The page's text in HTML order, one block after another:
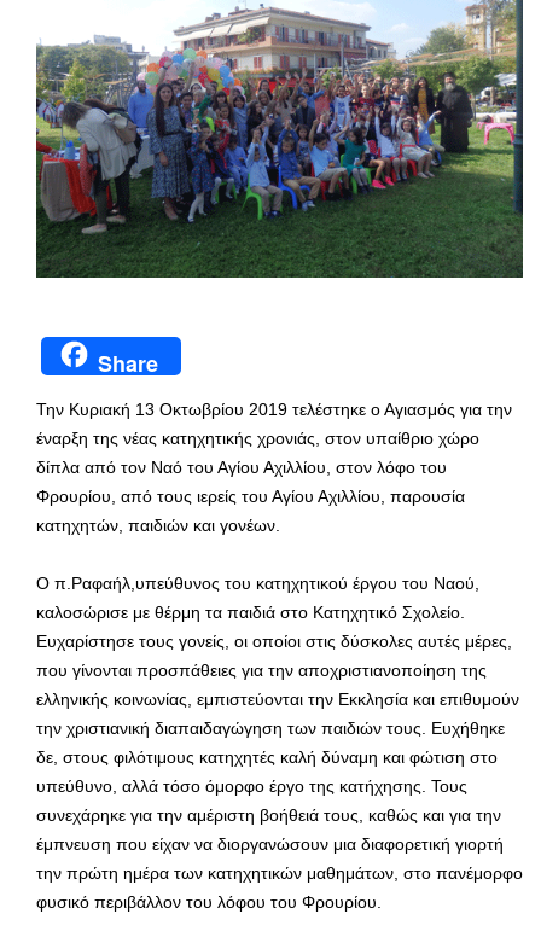
Share
Την Κυριακή 13 Οκτωβρίου 2019 τελέστηκε ο Αγιασμός για την
έναρξη της νέας κατηχητικής χρονιάς, στον υπαίθριο χώρο
δίπλα από τον Ναό του Αγίου Αχιλλίου, στον λόφο του
Φρουρίου, από τους ιερείς του Αγίου Αχιλλίου, παρουσία
κατηχητών, παιδιών και γονέων.
Ο π.Ραφαήλ,υπεύθυνος του κατηχητικού έργου του Ναού,
καλοσώρισε με θέρμη τα παιδιά στο Κατηχητικό Σχολείο.
Ευχαρίστησε τους γονείς, οι οποίοι στις δύσκολες αυτές μέρες,
που γίνονται προσπάθειες για την αποχριστιανοποίηση της
ελληνικής κοινωνίας, εμπιστεύονται την Εκκλησία και επιθυμούν
την χριστιανική διαπαιδαγώγηση των παιδιών τους. Ευχήθηκε
δε, στους φιλότιμους κατηχητές καλή δύναμη και φώτιση στο
υπεύθυνο, αλλά τόσο όμορφο έργο της κατήχησης. Τους
συνεχάρηκε για την αμέριστη βοήθειά τους, καθώς και για την
έμπνευση που είχαν να διοργανώσουν μια διαφορετική γιορτή
την πρώτη ημέρα των κατηχητικών μαθημάτων, στο πανέμορφο
φυσικό περιβάλλον του λόφου του Φρουρίου.